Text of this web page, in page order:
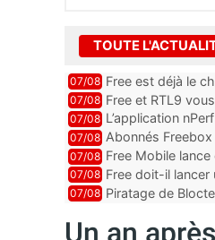
TOUTE
07/08 Free est déjà le
encore au moin...
07/08 Free et RTL9
l’obtenir
07/08 L’application
Mobile, Orange,
07/08 Abonnés
07/08 Free Mobile
des promos et
07/08 Free doit-il lancer
07/08 Piratage de
Un an